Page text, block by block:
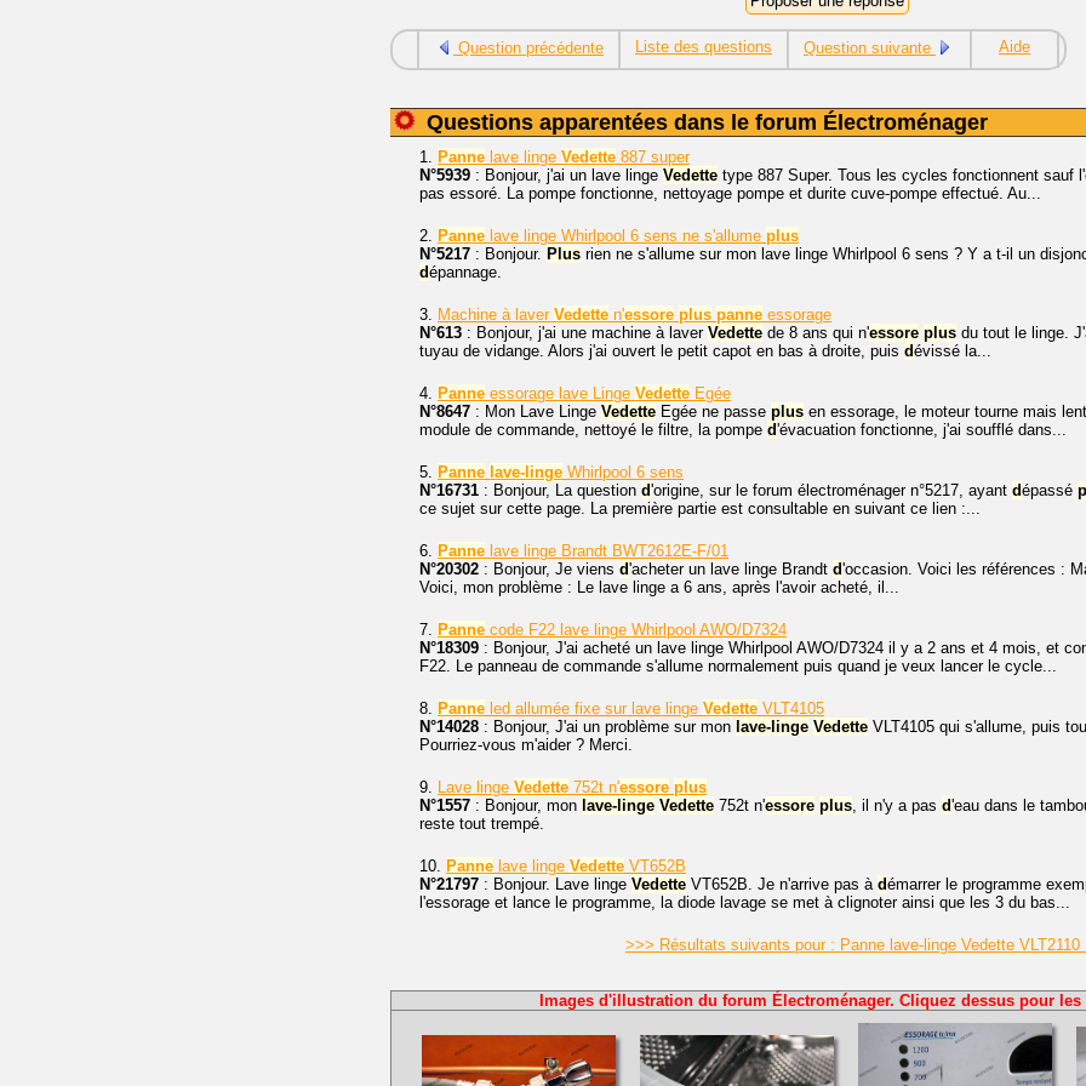
Question précédente Liste des questions Question suivante Aide
Questions apparentées dans le forum Électroménager
1. Panne lave linge Vedette 887 super
N°5939 : Bonjour, j'ai un lave linge Vedette type 887 Super. Tous les cycles fonctionnent sauf
pas essoré. La pompe fonctionne, nettoyage pompe et durite cuve-pompe effectué. Au...
2. Panne lave linge Whirlpool 6 sens ne s'allume plus
N°5217 : Bonjour. Plus rien ne s'allume sur mon lave linge Whirlpool 6 sens ? Y a t-il un
dépannage.
3. Machine à laver Vedette n'essore plus panne essorage
N°613 : Bonjour, j'ai une machine à laver Vedette de 8 ans qui n'essore plus du tout le linge.
tuyau de vidange. Alors j'ai ouvert le petit capot en bas à droite, puis dévissé la...
4. Panne essorage lave Linge Vedette Egée
N°8647 : Mon Lave Linge Vedette Egée ne passe plus en essorage, le moteur tourne mais
module de commande, nettoyé le filtre, la pompe d'évacuation fonctionne, j'ai soufflé dans...
5. Panne lave-linge Whirlpool 6 sens
N°16731 : Bonjour, La question d'origine, sur le forum électroménager n°5217, ayant dépassé
ce sujet sur cette page. La première partie est consultable en suivant ce lien :...
6. Panne lave linge Brandt BWT2612E-F/01
N°20302 : Bonjour, Je viens d'acheter un lave linge Brandt d'occasion. Voici les références :
Voici, mon problème : Le lave linge a 6 ans, après l'avoir acheté, il...
7. Panne code F22 lave linge Whirlpool AWO/D7324
N°18309 : Bonjour, J'ai acheté un lave linge Whirlpool AWO/D7324 il y a 2 ans et 4 mois, et
F22. Le panneau de commande s'allume normalement puis quand je veux lancer le cycle...
8. Panne led allumée fixe sur lave linge Vedette VLT4105
N°14028 : Bonjour, J'ai un problème sur mon lave-linge Vedette VLT4105 qui s'allume, puis
Pourriez-vous m'aider ? Merci.
9. Lave linge Vedette 752t n'essore plus
N°1557 : Bonjour, mon lave-linge Vedette 752t n'essore plus, il n'y a pas d'eau dans le
reste tout trempé.
10. Panne lave linge Vedette VT652B
N°21797 : Bonjour. Lave linge Vedette VT652B. Je n'arrive pas à démarrer le programme
l'essorage et lance le programme, la diode lavage se met à clignoter ainsi que les 3 du bas...
>>> Résultats suivants pour : Panne lave-linge Vedette
Images d'illustration du forum Électroménager. Cliquez dessus pour les